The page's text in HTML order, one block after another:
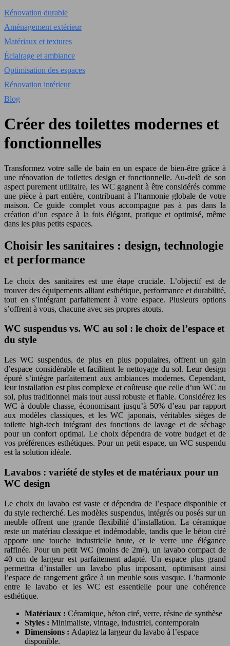
Rénovation durable
Aménagement extérieur
Matériaux et textures
Éclairage et ambiance
Optimisation des espaces
Rénovation intérieur
Blog
Créer des toilettes modernes et
fonctionnelles
Transformez votre salle de bain en un espace de bien-être grâce à
une rénovation de toilettes design et fonctionnelle. Au-delà de son
aspect purement utilitaire, les WC gagnent à être considérés comme
une pièce à part entière, contribuant à l’harmonie globale de votre
maison. Ce guide complet vous accompagne pas à pas dans la
création d’un espace à la fois élégant, pratique et optimisé, même
dans les plus petits espaces.
Choisir les sanitaires : design, technologie
et performance
Le choix des sanitaires est une étape cruciale. L’objectif est de
trouver des équipements alliant esthétique, performance et durabilité,
tout en s’intégrant parfaitement à votre espace. Plusieurs options
s’offrent à vous, chacune avec ses propres atouts.
WC suspendus vs. WC au sol : le choix de l’espace et
du style
Les WC suspendus, de plus en plus populaires, offrent un gain
d’espace considérable et facilitent le nettoyage du sol. Leur design
épuré s’intègre parfaitement aux ambiances modernes. Cependant,
leur installation est plus complexe et coûteuse que celle d’un WC au
sol, plus traditionnel mais tout aussi robuste et fiable. Considérez les
WC à double chasse, économisant jusqu’à 50% d’eau par rapport
aux modèles classiques, et les WC japonais, véritables sièges de
toilette high-tech intégrant des fonctions de lavage et de séchage
pour un confort optimal. Le choix dépendra de votre budget et de
vos préférences esthétiques. Pour un petit espace, un WC suspendu
est la solution idéale.
Lavabos : variété de styles et de matériaux pour un
WC design
Le choix du lavabo est vaste et dépendra de l’espace disponible et
du style recherché. Les modèles suspendus, intégrés ou posés sur un
meuble offrent une grande flexibilité d’installation. La céramique
reste un matériau classique et indémodable, tandis que le béton ciré
apporte une touche industrielle brute, et le verre une élégance
raffinée. Pour un petit WC (moins de 2m²), un lavabo compact de
40 cm de largeur est parfaitement adapté. Un espace plus grand
permettra d’installer un lavabo plus imposant, optimisant ainsi
l’espace de rangement grâce à un meuble sous vasque. L’harmonie
entre le lavabo et les WC est essentielle pour une cohérence
esthétique.
Matériaux : Céramique, béton ciré, verre, résine de synthèse
Styles : Minimaliste, vintage, industriel, contemporain
Dimensions : Adaptez la largeur du lavabo à l’espace
disponible.